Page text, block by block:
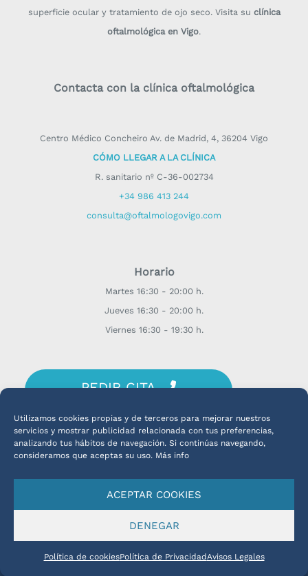
Utilizamos cookies propias y de terceros para mejorar nuestros
servicios y mostrar publicidad relacionada con tus preferencias,
analizando tus hábitos de navegación. Si continúas navegando,
consideramos que aceptas su uso. Más info
ACEPTAR COOKIES
DENEGAR
Política de cookiesPolítica de PrivacidadAvisos Legales
superficie ocular y tratamiento de ojo seco. Visita su clínica
oftalmológica en Vigo.
Contacta con la clínica oftalmológica
Centro Médico Concheiro Av. de Madrid, 4, 36204 Vigo
CÓMO LLEGAR A LA CLÍNICA
R. sanitario nº C-36-002734
+34 986 413 244
consulta@oftalmologovigo.com
Horario
Martes 16:30 - 20:00 h.
Jueves 16:30 - 20:00 h.
Viernes 16:30 - 19:30 h.
PEDIR CITA
Español
Copyright © 2026 Dr. Alberto Ollero - Oftalmólogo Vigo |